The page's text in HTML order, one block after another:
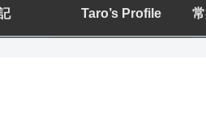
Taro’s Profile